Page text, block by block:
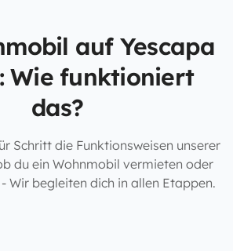
auf Yescapa
Wie funktioniert
das?
Schritt die Funktionsweisen unserer
du ein Wohnmobil vermieten oder
Wir begleiten dich in allen Etappen.